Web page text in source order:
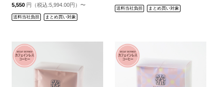
5,550 円（税込:5,994.00円）〜
送料当社負担 まとめ買い対象
送料当社負担 まとめ買い対象